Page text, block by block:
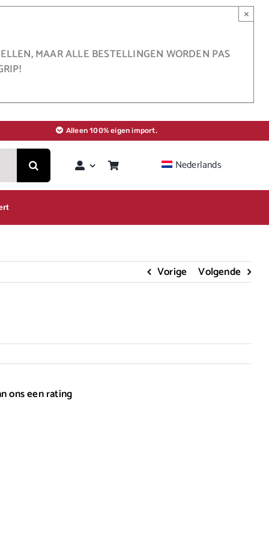
MAAR ALLE BESTELLINGEN WORDEN PAS
×
Alleen 100% eigen import.
Nederlands
Vorige Volgende
ons een rating